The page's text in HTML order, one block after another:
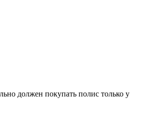
должен покупать полис только у